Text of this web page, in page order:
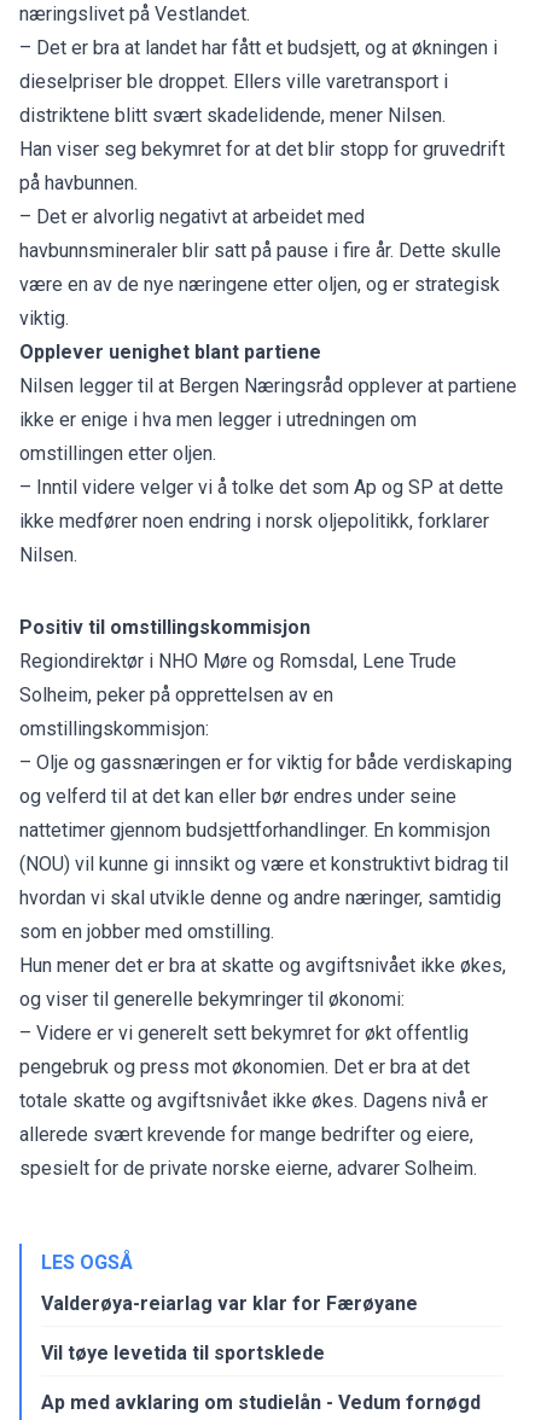
næringslivet på Vestlandet.
– Det er bra at landet har fått et budsjett, og at økningen i
dieselpriser ble droppet. Ellers ville varetransport i
distriktene blitt svært skadelidende, mener Nilsen.
Han viser seg bekymret for at det blir stopp for gruvedrift
på havbunnen.
– Det er alvorlig negativt at arbeidet med
havbunnsmineraler blir satt på pause i fire år. Dette skulle
være en av de nye næringene etter oljen, og er strategisk
viktig.
Opplever uenighet blant partiene
Nilsen legger til at Bergen Næringsråd opplever at partiene
ikke er enige i hva men legger i utredningen om
omstillingen etter oljen.
– Inntil videre velger vi å tolke det som Ap og SP at dette
ikke medfører noen endring i norsk oljepolitikk, forklarer
Nilsen.
Positiv til omstillingskommisjon
Regiondirektør i NHO Møre og Romsdal, Lene Trude
Solheim, peker på opprettelsen av en
omstillingskommisjon:
– Olje og gassnæringen er for viktig for både verdiskaping
og velferd til at det kan eller bør endres under seine
nattetimer gjennom budsjettforhandlinger. En kommisjon
(NOU) vil kunne gi innsikt og være et konstruktivt bidrag til
hvordan vi skal utvikle denne og andre næringer, samtidig
som en jobber med omstilling.
Hun mener det er bra at skatte og avgiftsnivået ikke økes,
og viser til generelle bekymringer til økonomi:
– Videre er vi generelt sett bekymret for økt offentlig
pengebruk og press mot økonomien. Det er bra at det
totale skatte og avgiftsnivået ikke økes. Dagens nivå er
allerede svært krevende for mange bedrifter og eiere,
spesielt for de private norske eierne, advarer Solheim.
LES OGSÅ
Valderøya-reiarlag var klar for Færøyane
Vil tøye levetida til sportsklede
Ap med avklaring om studielån - Vedum fornøgd